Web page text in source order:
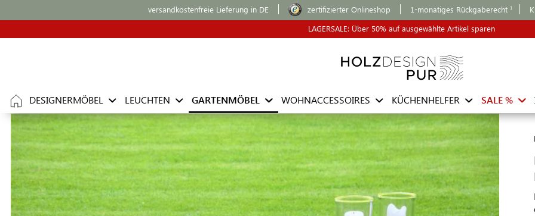
versandkostenfreie Lieferung in DE zertifizierter Onlineshop 1-monatiges Rückgaberecht
LAGERSALE: Über 50% auf ausgewählte Artikel sparen
DESIGNERMÖBEL LEUCHTEN GARTENMÖBEL WOHNACCESSOIRES KÜCHENHELFER SALE %